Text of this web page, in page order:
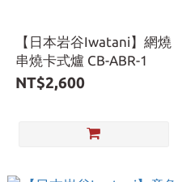
【日本岩谷Iwatani】網燒
串燒卡式爐 CB-ABR-1
NT$2,600